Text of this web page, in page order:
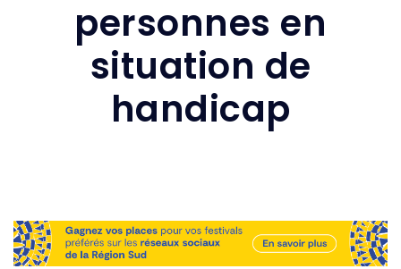
personnes en
situation de
handicap